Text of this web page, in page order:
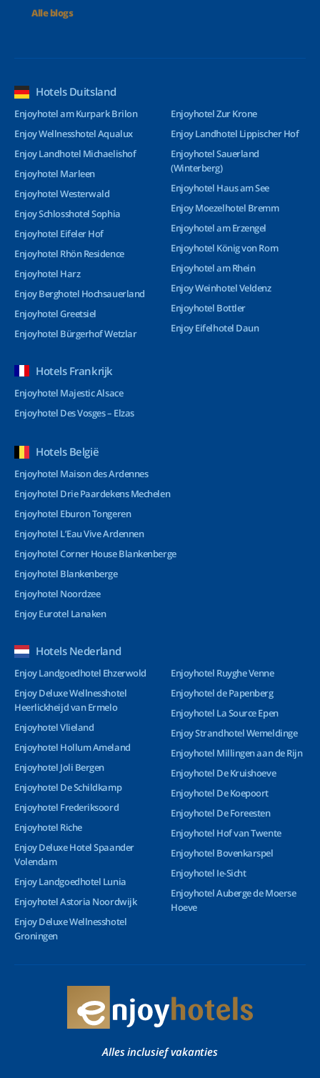
Alle blogs
Hotels Duitsland
Enjoyhotel am Kurpark Brilon
Enjoy Wellnesshotel Aqualux
Enjoy Landhotel Michaelishof
Enjoyhotel Marleen
Enjoyhotel Westerwald
Enjoy Schlosshotel Sophia
Enjoyhotel Eifeler Hof
Enjoyhotel Rhön Residence
Enjoyhotel Harz
Enjoy Berghotel Hochsauerland
Enjoyhotel Greetsiel
Enjoyhotel Bürgerhof Wetzlar
Enjoyhotel Zur Krone
Enjoy Landhotel Lippischer Hof
Enjoyhotel Sauerland
(Winterberg)
Enjoyhotel Haus am See
Enjoy Moezelhotel Bremm
Enjoyhotel am Erzengel
Enjoyhotel König von Rom
Enjoyhotel am Rhein
Enjoy Weinhotel Veldenz
Enjoyhotel Bottler
Enjoy Eifelhotel Daun
Hotels Frankrijk
Enjoyhotel Majestic Alsace
Enjoyhotel Des Vosges – Elzas
Hotels België
Enjoyhotel Maison des Ardennes
Enjoyhotel Drie Paardekens Mechelen
Enjoyhotel Eburon Tongeren
Enjoyhotel L’Eau Vive Ardennen
Enjoyhotel Corner House Blankenberge
Enjoyhotel Blankenberge
Enjoyhotel Noordzee
Enjoy Eurotel Lanaken
Hotels Nederland
Enjoy Landgoedhotel Ehzerwold
Enjoy Deluxe Wellnesshotel
Heerlickheijd van Ermelo
Enjoyhotel Vlieland
Enjoyhotel Hollum Ameland
Enjoyhotel Joli Bergen
Enjoyhotel De Schildkamp
Enjoyhotel Frederiksoord
Enjoyhotel Riche
Enjoy Deluxe Hotel Spaander
Volendam
Enjoy Landgoedhotel Lunia
Enjoyhotel Astoria Noordwijk
Enjoy Deluxe Wellnesshotel
Groningen
Enjoyhotel Ruyghe Venne
Enjoyhotel de Papenberg
Enjoyhotel La Source Epen
Enjoy Strandhotel Wemeldinge
Enjoyhotel Millingen aan de Rijn
Enjoyhotel De Kruishoeve
Enjoyhotel De Koepoort
Enjoyhotel De Foreesten
Enjoyhotel Hof van Twente
Enjoyhotel Bovenkarspel
Enjoyhotel Ie-Sicht
Enjoyhotel Auberge de Moerse
Hoeve
Alles inclusief vakanties